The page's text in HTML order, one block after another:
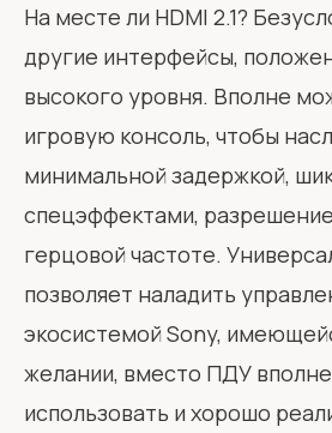
На месте ли HDMI 2.1?
другие интерфейсы,
высокого уровня. Вполне
игровую консоль, чтобы
минимальной задержкой,
спецэффектами,
герцовой частоте.
позволяет наладить
экосистемой Sony,
желании, вместо ПДУ
использовать и хорошо